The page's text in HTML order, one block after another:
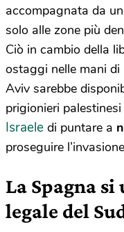
accompagnata da
solo alle zone più
Ciò in cambio della
ostaggi nelle mani
Aviv sarebbe
prigionieri
Israele di puntare a
proseguire
La Spagna si
legale del